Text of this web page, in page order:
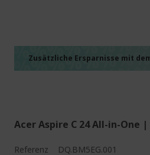
Zusätzliche Ersparnisse mit
Acer Aspire C 24 All-in-One |
Referenz DQ.BM5EG.001